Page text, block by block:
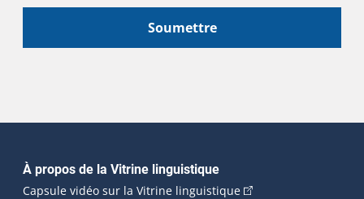
Soumettre
Navigation principale
À propos de la Vitrine linguistique
Capsule vidéo sur la Vitrine linguistique(Cet hyperlien